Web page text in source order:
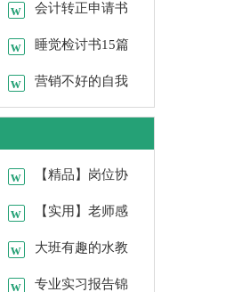
讨书 会计转正申请书
15篇 睡觉检讨书15篇
营销不好的自我
检讨书
【精品】岗位协
议书3篇【实用】老师感
谢信四篇大班有趣的水教
案汇编六篇
专业实习报告锦